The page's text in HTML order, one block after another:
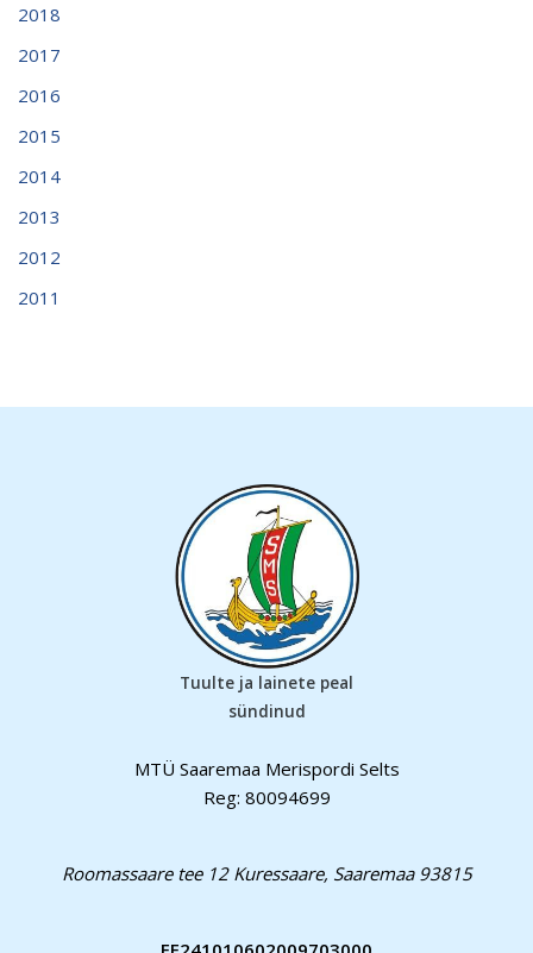
2018
2017
2016
2015
2014
2013
2012
2011
Tuulte ja lainete peal
sündinud
MTÜ Saaremaa Merispordi Selts
Reg: 80094699
Roomassaare tee 12 Kuressaare, Saaremaa 93815